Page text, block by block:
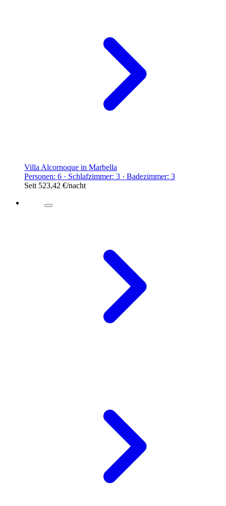
Villa Alcornoque in Marbella
Personen: 6 · Schlafzimmer: 3 · Badezimmer: 3
Seit 523,42 €/nacht